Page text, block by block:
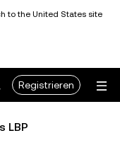
to the United States site
Registrieren
LBP